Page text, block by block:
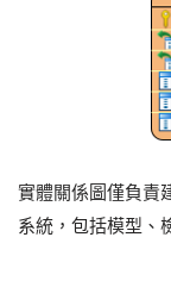
實體關係圖僅負責
系統，包括模型、